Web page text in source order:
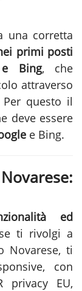
una corretta
primi posti
Bing, che
attraverso
questo il
deve essere
e Bing.
ed
ti rivolgi a
Novarese, ti
con
privacy EU,